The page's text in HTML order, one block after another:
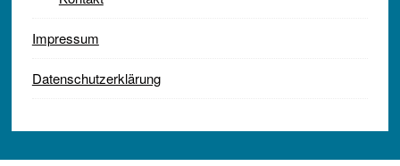
Impressum
Datenschutzerklärung